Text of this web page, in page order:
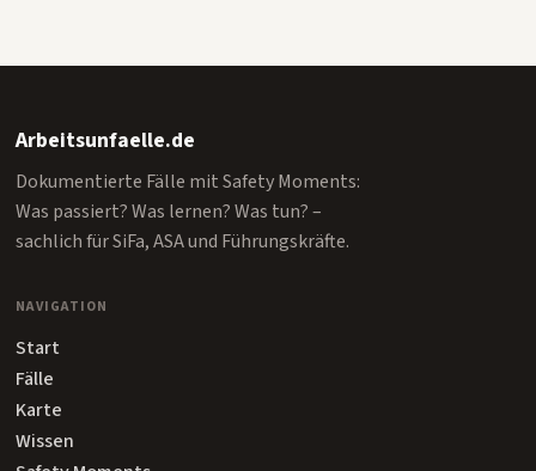
Arbeitsunfaelle.de
Dokumentierte Fälle mit Safety Moments:
Was passiert? Was lernen? Was tun? –
sachlich für SiFa, ASA und Führungskräfte.
NAVIGATION
Start
Fälle
Karte
Wissen